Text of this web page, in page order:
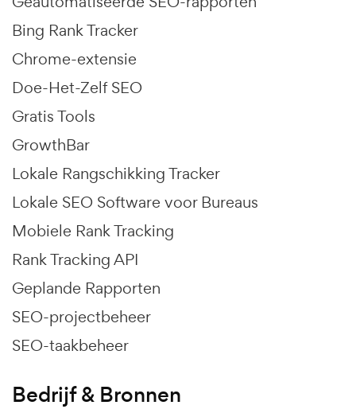
Bing Rank Tracker
Chrome-extensie
Doe-Het-Zelf SEO
Gratis Tools
GrowthBar
Lokale Rangschikking Tracker
Lokale SEO Software voor Bureaus
Mobiele Rank Tracking
Rank Tracking API
Geplande Rapporten
SEO-projectbeheer
SEO-taakbeheer
Bedrijf & Bronnen